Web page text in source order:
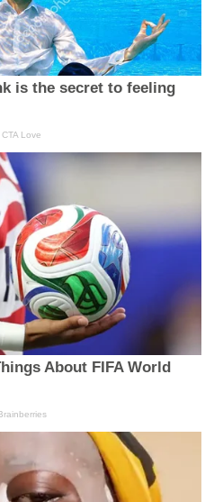
is the secret to feeling
CTA Love
About FIFA World